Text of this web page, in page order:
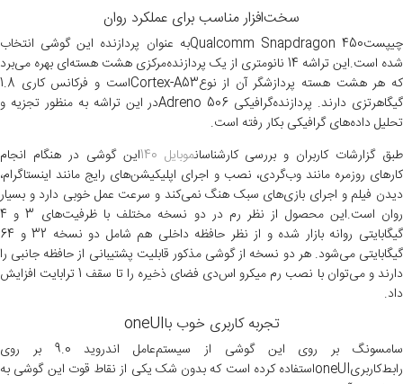
سخت‌افزار مناسب برای عملکرد روان
چیپستQualcomm Snapdragon 450به عنوان پردازنده این گوشی انتخاب
شده است.این تراشه 14 نانومتری از یک پردازنده‌مرکزی هشت هسته‌ای بهره می‌برد
که هر هشت هسته‌ پردازشگر آن از نوعCortex-A53است و فرکانس کاری 1.8
گیگاهرتزی دارند. پردازنده‌گرافیکی Adreno 506در این تراشه به منظور تجزیه و
تحلیل داده‌های گرافیکی بکار رفته است.
طبق گزارشات کاربران و بررسی کارشناسانموبایل 140
این گوشی در هنگام انجام
کارهای روزمره مانند وب‌گردی، نصب و اجرای اپلیکیشن‌های رایج مانند اینستاگرام،
دیدن فیلم و اجرای بازی‌های سبک هنگ نمی‌کند و سرعت عمل خوبی دارد و بسیار
روان است.این محصول از نظر رم در دو نسخه مختلف با ظرفیت‌های 3 و 4
گیگابایتی روانه بازار شده و از نظر حافظه داخلی هم شامل دو نسخه 32 و 64
گیگابایتی می‌شود. هر دو نسخه از گوشی مذکور قابلیت پشتیبانی از حافظه جانبی را
دارند و می‌توان با نصب رم میکرو اس‌دی فضای ذخیره را تا سقف 1 ترابایت افزایش
داد.
تجربه کاربری خوب باoneUI
سامسونگ بر روی این گوشی از سیستم‌عامل اندروید 9.0 بر روی
رابط‌کاربریoneUI
استفاده کرده است که بدون شک یکی از نقاط قوت این گوشی به